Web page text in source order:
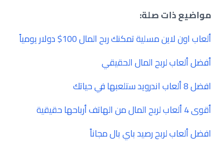
مواضيع ذات صلة:
ألعاب اون لاين مسلية تمكنك ربح المال 100$ دولار يومياً
أفضل ألعاب لربح المال الحقيقي
افضل 8 ألعاب اندرويد ستلعبها في حياتك
أقوى 4 ألعاب لربح المال من الهاتف أرباحها حقيقية
افضل ألعاب لربح رصيد باي بال مجاناً